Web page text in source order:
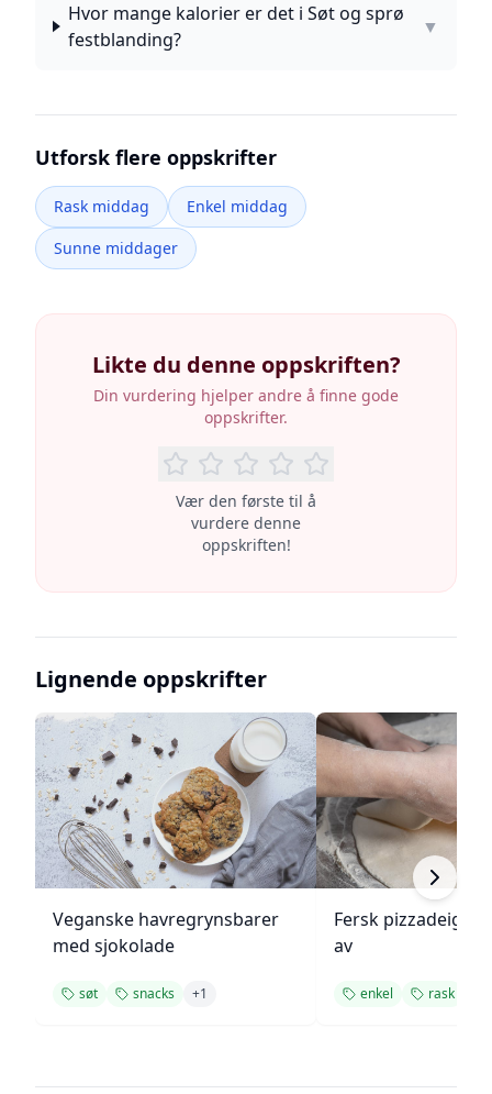
Hvor mange kalorier er det i Søt og sprø
festblanding?
▼
Utforsk flere oppskrifter
Rask middag
Enkel middag
Sunne middager
Likte du denne oppskriften?
Din vurdering hjelper andre å finne gode
oppskrifter.
Vær den første til å
vurdere denne
oppskriften!
Lignende oppskrifter
Veganske havregrynsbarer
med sjokolade
søt snacks +1
Fersk pizzadeig
av
enkel rask